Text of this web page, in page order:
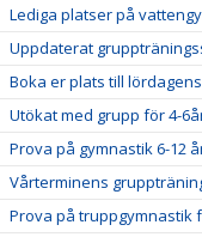
Lediga platser på
Uppdaterat
Boka er plats till
Utökat med grupp för 4-
Prova på gymnastik 6-12
Vårterminens
Prova på truppgymnastik